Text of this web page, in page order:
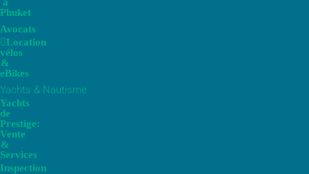
Phuket
Avocats
Location
vélos
&
eBikes
Yachts & Nautisme
Yachts
de
Prestige:
Vente
&
Services
Inspection